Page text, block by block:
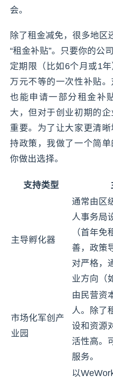
会。
除了租金减免，很多地区
“租金补贴”。只要你的公
定期限（比如6个月或1
万元不等的一次性补贴。
也能申请一部分租金补
大，但对于创业初期的
重要。为了让大家更清
持政策，我做了一个简
你做出选择。
支持类型
主导孵化器
通常由区
人事务局
（首年
善，政策
对严格，
业方向（
市场化军创产
业园
由民营资
人。除了
设和资源
活性高。
服务。
以